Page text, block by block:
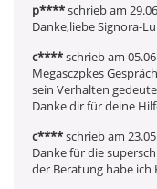
p****schrieb am
Danke,liebe Signora-
c****schrieb am
Megasczpkes
sein Verhalten
Danke dir für deine
c****schrieb am
Danke für die
der Beratung habe